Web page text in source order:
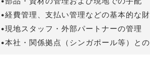
•経費管理、支払い管理などの基本的な
•現地スタッフ・外部パートナーの管理
•本社・関係拠点（シンガポール等）と